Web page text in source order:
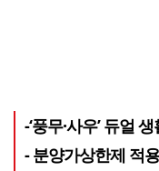
-‘풍무·사우’ 듀얼
- 분양가상한제 적